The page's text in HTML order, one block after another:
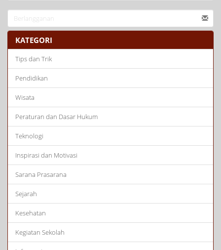
KATEGORI
Tips dan Trik
Pendidikan
Wisata
Peraturan dan Dasar Hukum
Teknologi
Inspirasi dan Motivasi
Sarana Prasarana
Sejarah
Kesehatan
Kegiatan Sekolah